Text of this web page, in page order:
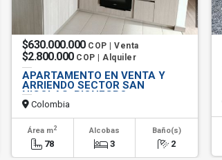
$630.000.000 COP | Venta
$2.800.000 COP | Alquiler
APARTAMENTO EN VENTA Y
ARRIENDO SECTOR SAN
NICOLAS, RIONEGRO
Colombia
Área m2
78
Alcobas
3
Baño(s)
2